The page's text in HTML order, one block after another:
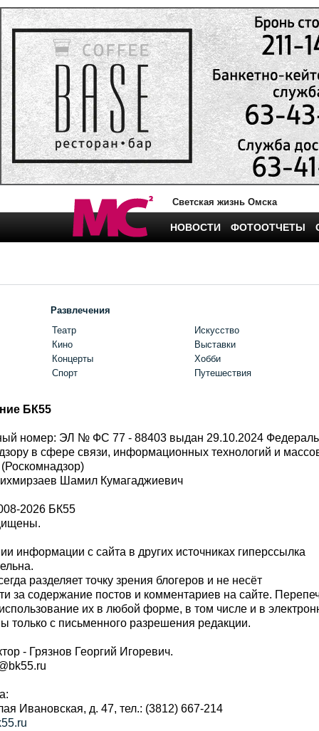
Светская жизнь Омска
НОВОСТИ ФОТООТЧЕТЫ
Развлечения
Театр
Кино
Концерты
Спорт
Искусство
Выставки
Хобби
Путешествия
БК55
номер: ЭЛ № ФС 77 - 88403 выдан 29.10.2024
в сфере связи, информационных технологий и
Шамил Кумагаджиевич
2026 БК55
информации с сайта в других источниках гиперссылка
разделяет точку зрения блогеров и не несёт
за содержание постов и комментариев на сайте.
их в любой форме, в том числе и в
с письменного разрешения редакции.
- Грязнов Георгий Игоревич.
Ивановская, д. 47, тел.: (3812) 667-214